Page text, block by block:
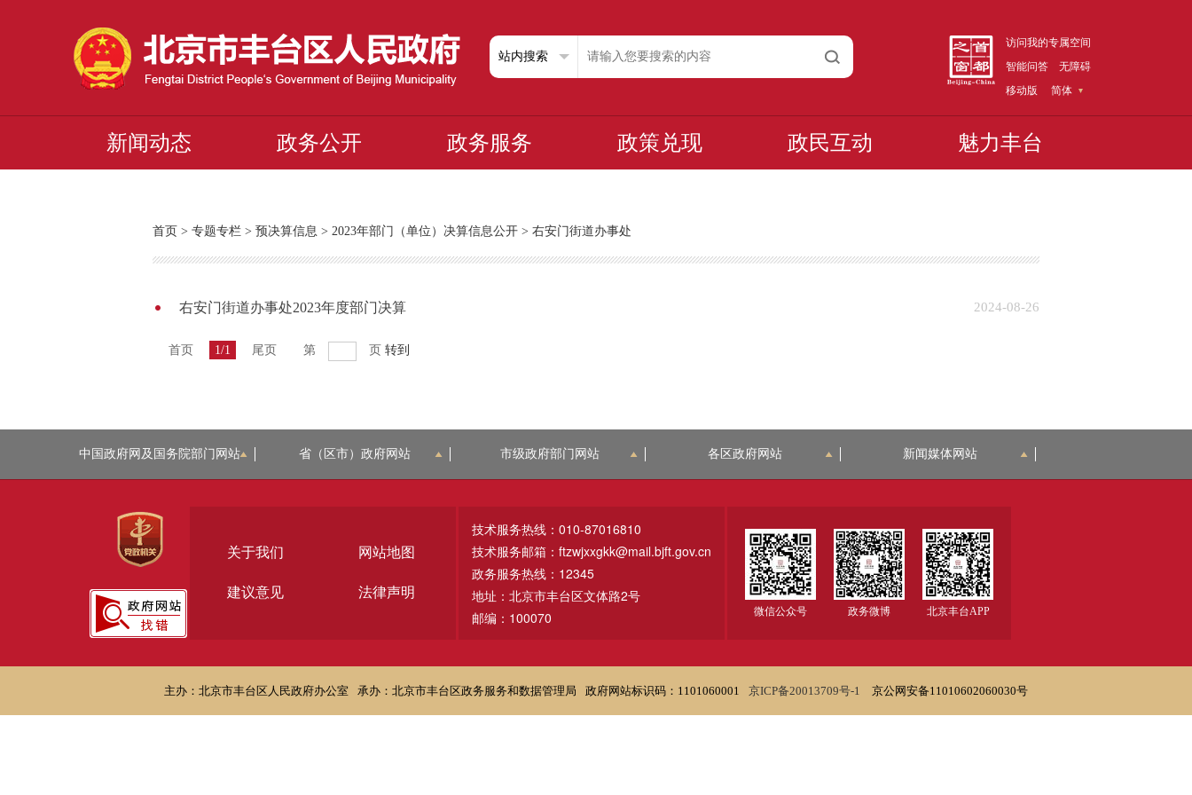
访问我的专属空间
智能问答
无障碍
移动版
简体
新闻动态 政务公开 政务服务 政策兑现 政民互动 魅力丰台
首页 > 专题专栏 > 预决算信息 > 2023年部门（单位）决算信息公开 > 右安门街道办事处
右安门街道办事处2023年度部门决算 2024-08-26
首页 1/1 尾页 第 页 转到
中国政府网及国务院部门网站 省（区市）政府网站 市级政府部门网站 各区政府网站 新闻媒体网站
关于我们 网站地图
建议意见 法律声明
技术服务热线：010-87016810
技术服务邮箱：ftzwjxxgkk@mail.bjft.gov.cn
政务服务热线：12345
地址：北京市丰台区文体路2号
邮编：100070
微信公众号 政务微博 北京丰台APP
主办：北京市丰台区人民政府办公室 承办：北京市丰台区政务服务和数据管理局 政府网站标识码：1101060001 京ICP备20013709号-1 京公网安备11010602060030号